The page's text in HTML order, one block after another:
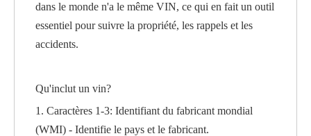
dans le monde n'a le même VIN, ce qui en fait un outil
essentiel pour suivre la propriété, les rappels et les
accidents.
Qu'inclut un vin?
1. Caractères 1-3: Identifiant du fabricant mondial
(WMI) - Identifie le pays et le fabricant.